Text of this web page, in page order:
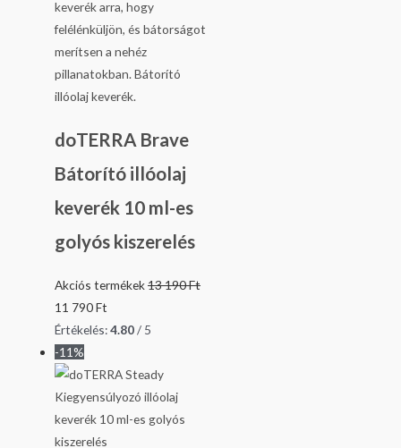
doTERRA Brave
Bátorító illóolaj
keverék 10 ml-es
golyós kiszerelés
Akciós termékek13 190Ft
11 790Ft
Értékelés:4.80/ 5
-11%